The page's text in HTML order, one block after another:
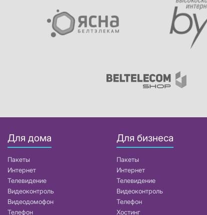
Для дома
Пакеты
Интернет
Телевидение
Видеоконтроль
Видеодомофон
Телефон
Для бизнеса
Пакеты
Интернет
Телевидение
Видеоконтроль
Телефон
Хостинг